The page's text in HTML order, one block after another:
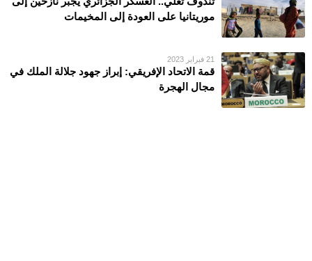
موريتانيا على العودة إلى المخيمات
21 فبراير 2023
قمة الاتحاد الإفريقي: إبراز جهود جلالة الملك في
مجال الهجرة